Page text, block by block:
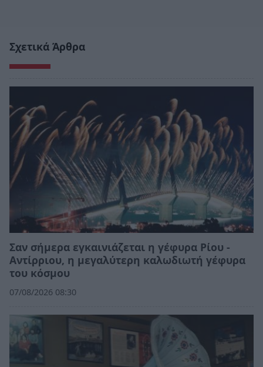
Σχετικά Άρθρα
Σαν σήμερα εγκαινιάζεται η γέφυρα Ρίου -
Αντίρριου, η μεγαλύτερη καλωδιωτή γέφυρα
του κόσμου
07/08/2026 08:30